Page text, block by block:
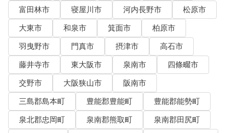
富田林市
寝屋川市 河内長野市
松原市
大東市
和泉市 箕面市
柏原市
羽曳野市
門真市 摂津市
高石市
藤井寺市
東大阪市 泉南市
四條畷市
交野市
大阪狭山市
阪南市
三島郡島本町
豊能郡豊能町
豊能郡能勢町
泉北郡忠岡町
泉南郡熊取町
泉南郡田尻町